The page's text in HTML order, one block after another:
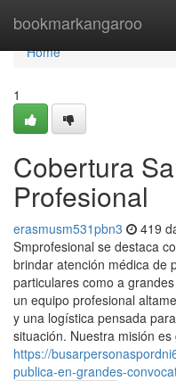
bookmarkangaroo
Home
Home
1
Cobertura
Profesional
erasmusm531pbn3 419
Smprofesional se destaca
brindar atención médica de
particulares como a
un equipo profesional
y una logística pensada
situación. Nuestra misión
https://
publica-en-grandes-